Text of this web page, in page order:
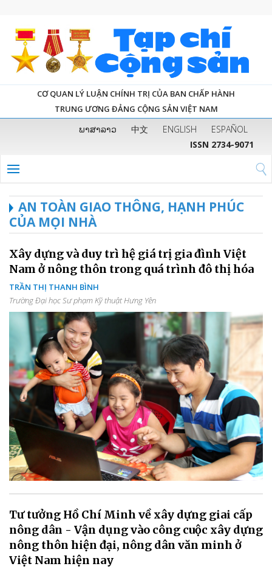
CƠ QUAN LÝ LUẬN CHÍNH TRỊ CỦA BAN CHẤP HÀNH
TRUNG ƯƠNG ĐẢNG CỘNG SẢN VIỆT NAM
ພາສາລາວ 中文 ENGLISH
ESPAÑOL
ISSN 2734-9071
AN TOÀN GIAO THÔNG, HẠNH PHÚC
CỦA MỌI NHÀ
Xây dựng và duy trì hệ giá trị gia đình Việt
Nam ở nông thôn trong quá trình đô thị hóa
TRẦN THỊ THANH BÌNH
Trường Đại học Sư phạm Kỹ thuật Hưng Yên
Tư tưởng Hồ Chí Minh về xây dựng giai cấp
nông dân - Vận dụng vào công cuộc xây dựng
nông thôn hiện đại, nông dân văn minh ở
Việt Nam hiện nay